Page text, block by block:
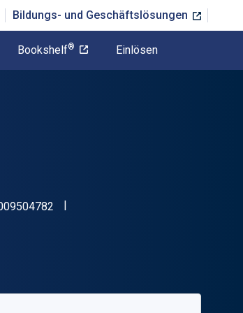
Bildungs- und Geschäftslösungen
Bookshelf® Einlösen
"ISBN-13 9781009504782"